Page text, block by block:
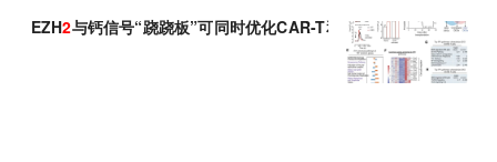
EZH2与钙信号“跷跷板”可同时优化CAR-T和干细胞移植